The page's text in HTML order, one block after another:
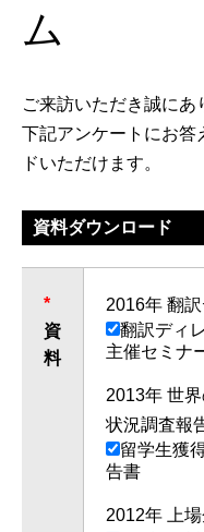
ム
ご来訪いただき誠にあ
下記アンケートにお答
ドいただけます。
資料ダウンロード
*
資
料
2016年 翻
翻訳ディ
主催セミナ
2013年 世
状況調査報
留学生獲
告書
2012年 上